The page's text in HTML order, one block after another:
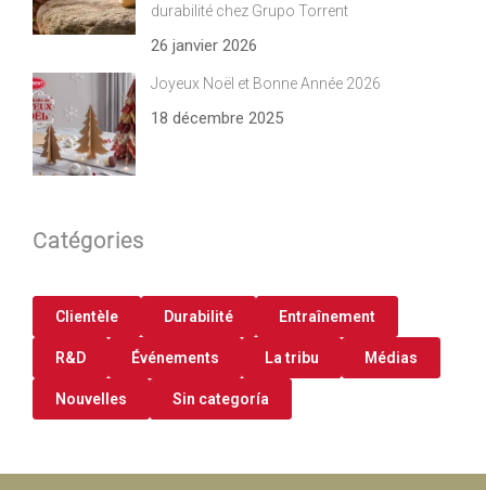
durabilité chez Grupo Torrent
26 janvier 2026
Joyeux Noël et Bonne Année 2026
18 décembre 2025
Catégories
Clientèle Durabilité Entraînement
R&D Événements La tribu Médias
Nouvelles Sin categoría